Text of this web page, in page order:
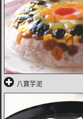
八寶芋泥